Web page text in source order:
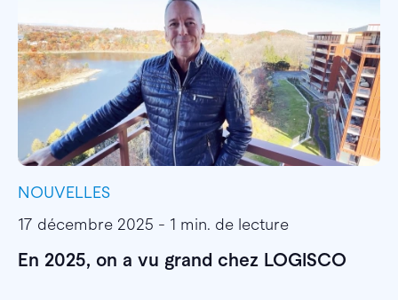
NOUVELLES
17 décembre 2025 - 1 min. de lecture
En 2025, on a vu grand chez LOGISCO